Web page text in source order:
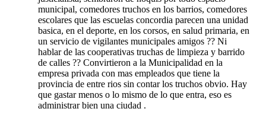
municipal, comedores truchos en los barrios, comedores
escolares que las escuelas concordia parecen una unidad
basica, en el deporte, en los corsos, en salud primaria, en
un servicio de vigilantes municipales amigos ?? Ni
hablar de las cooperativas truchas de limpieza y barrido
de calles ?? Convirtieron a la Municipalidad en la
empresa privada con mas empleados que tiene la
provincia de entre rios sin contar los truchos obvio. Hay
que gastar menos o lo mismo de lo que entra, eso es
administrar bien una ciudad .